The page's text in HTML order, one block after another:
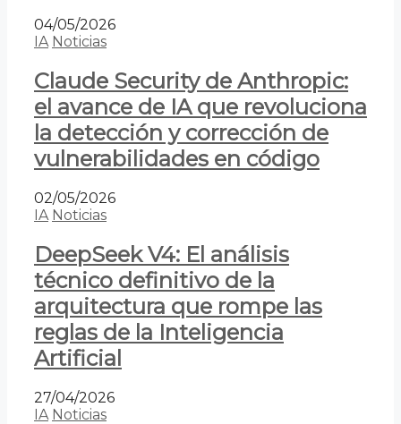
04/05/2026
IA Noticias
Claude Security de Anthropic:
el avance de IA que revoluciona
la detección y corrección de
vulnerabilidades en código
02/05/2026
IA Noticias
DeepSeek V4: El análisis
técnico definitivo de la
arquitectura que rompe las
reglas de la Inteligencia
Artificial
27/04/2026
IA Noticias